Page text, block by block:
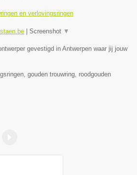
en verlovingsringen
Screenshot ▼
gevestigd in Antwerpen waar jij jouw
gouden trouwring, roodgouden